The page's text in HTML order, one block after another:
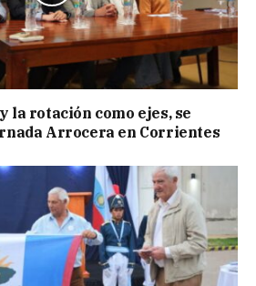
la rotación como ejes, se
Arrocera en Corrientes